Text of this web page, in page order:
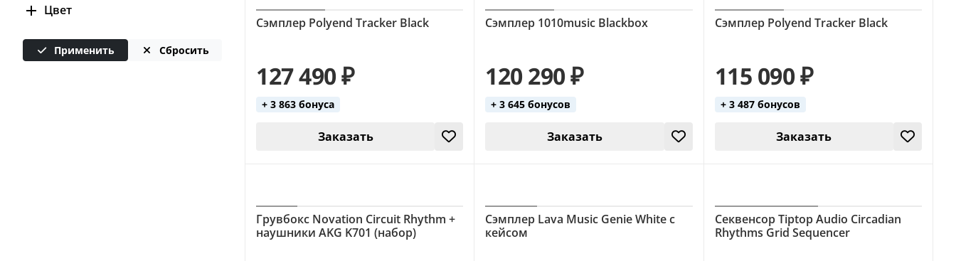
chorus (1)
distortion (1)
Цвет
черный (2)
Применить Сбросить
Сэмплер Polyend Tracker Black
127 490 ₽
+ 3 863 бонуса
Заказать
Сэмплер 1010music Blackbox
120 290 ₽
+ 3 645 бонусов
Заказать
Сэмплер Polyend Tracker Black
115 090 ₽
+ 3 487 бонусов
Заказать
Грувбокс Novation Circuit Rhythm +
наушники AKG K701 (набор)
Сэмплер Lava Music Genie White с
кейсом
Секвенсор Tiptop Audio Circadian
Rhythms Grid Sequencer